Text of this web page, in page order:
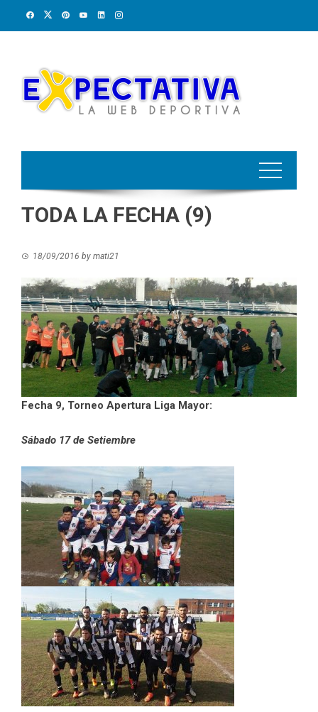
TODA LA FECHA (9)
18/09/2016 by mati21
Fecha 9, Torneo Apertura Liga Mayor:
Sábado 17 de Setiembre